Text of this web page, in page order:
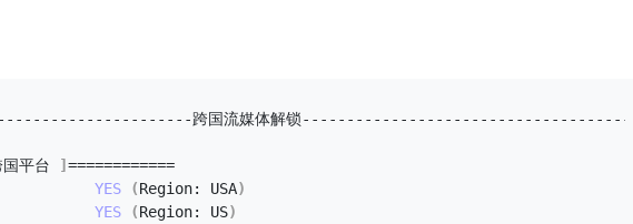
跨国流媒体解锁
国平台 ] ============
YES (Region: USA)
YES (Region: US)